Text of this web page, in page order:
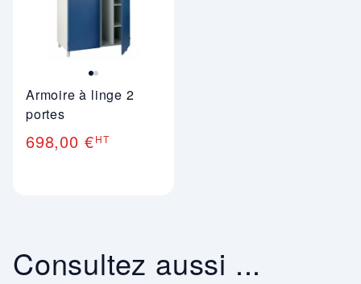
Armoire à linge 2
portes
698,00 €HT
Consultez aussi ...